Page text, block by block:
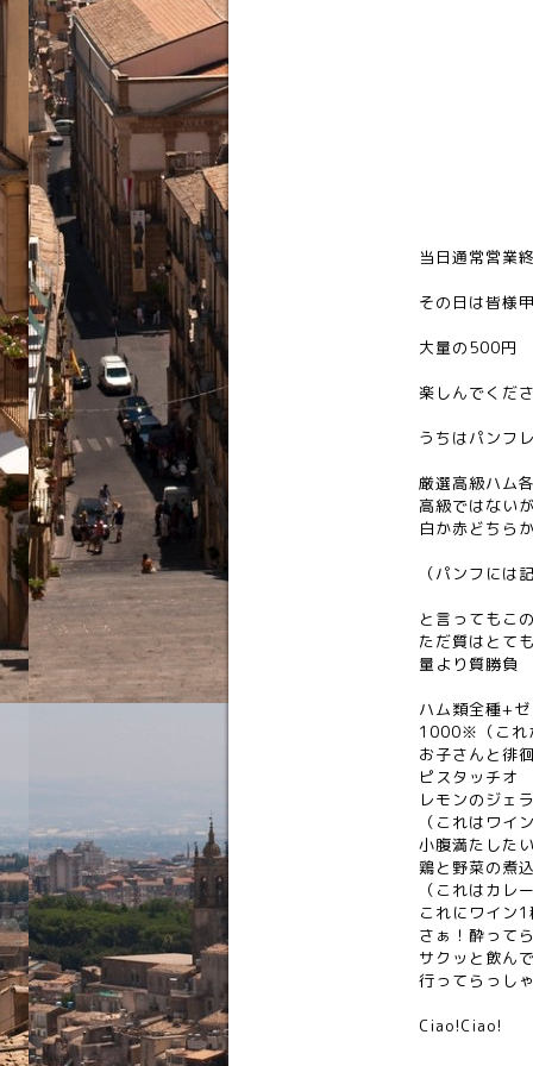
当日通常営業
その日は皆様
大量の500円
楽しんでくだ
うちはパンフ
厳選高級ハム
高級ではない
白か赤どち
（パンフには
と言ってもこ
ただ質はとて
量より質勝負
ハム類全種+
1000※（これ
お子さんと徘
ピスタッチオ
レモンのジ
（これはワイ
小腹満たした
鶏と野菜の煮
（これはカレ
これにワイン
さぁ！酔って
サクッと飲ん
行ってらっし
Ciao!Ciao!